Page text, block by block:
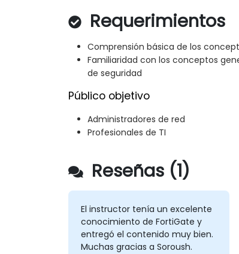
Requerimientos
Comprensión básica de los
Familiaridad con los conceptos
de seguridad
Público objetivo
Administradores de red
Profesionales de TI
Reseñas (1)
El instructor tenía un excelente
conocimiento de FortiGate y
entregó el contenido muy bien.
Muchas gracias a Soroush.